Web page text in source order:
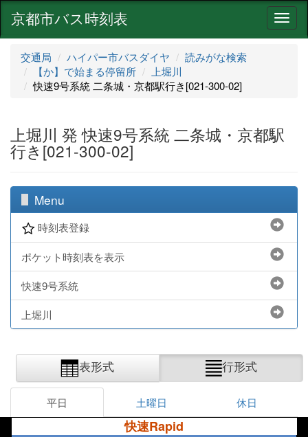
ナ
ビ
京都市バス時刻表
交通局 ハイパー市バスダイヤ
読みがな検索
【か】で始まる停留所
上堀川
快速9号系統 二条城・京都駅行き[021-300-02]
上堀川 発 快速9号系統 二条城・京都駅
行き[021-300-02]
Menu
時刻表登録
ポケット時刻表を表示
快速9号系統
上堀川
表形式 行形式
平日 土曜日 休日
快速Rapid